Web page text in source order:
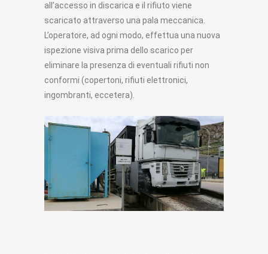
all’accesso in discarica e il rifiuto viene
scaricato attraverso una pala meccanica.
L’operatore, ad ogni modo, effettua una nuova
ispezione visiva prima dello scarico per
eliminare la presenza di eventuali rifiuti non
conformi (copertoni, rifiuti elettronici,
ingombranti, eccetera).